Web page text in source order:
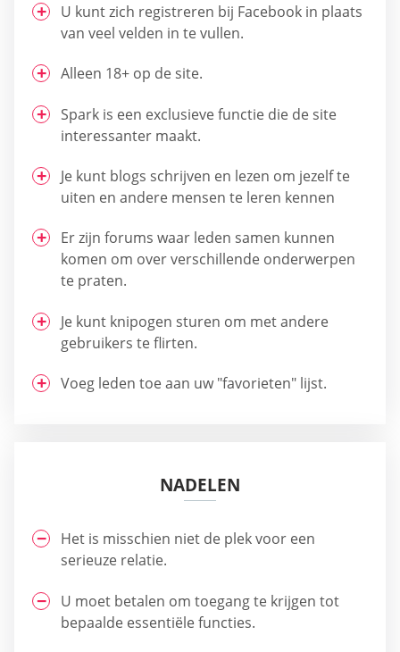
U kunt zich registreren bij Facebook in plaats
van veel velden in te vullen.
Alleen 18+ op de site.
Spark is een exclusieve functie die de site
interessanter maakt.
Je kunt blogs schrijven en lezen om jezelf te
uiten en andere mensen te leren kennen
Er zijn forums waar leden samen kunnen
komen om over verschillende onderwerpen
te praten.
Je kunt knipogen sturen om met andere
gebruikers te flirten.
Voeg leden toe aan uw "favorieten" lijst.
NADELEN
Het is misschien niet de plek voor een
serieuze relatie.
U moet betalen om toegang te krijgen tot
bepaalde essentiële functies.